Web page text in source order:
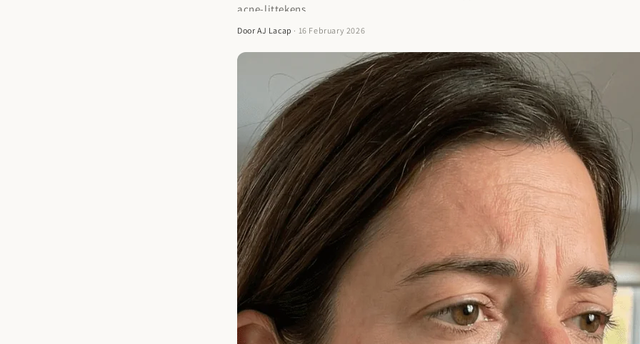
acne-littekens.
Door AJ Lacap · 16 February 2026